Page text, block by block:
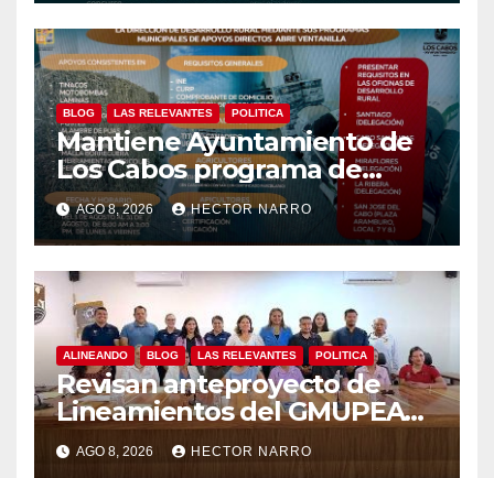
BLOG LAS RELEVANTES POLITICA
Mantiene Ayuntamiento de
Los Cabos programa de
apoyos para agricultores,
ganaderos y apicultores
AGO 8, 2026 HECTOR NARRO
ALINEANDO BLOG LAS RELEVANTES POLITICA
Revisan anteproyecto de
Lineamientos del GMUPEA
en Los Cabos
AGO 8, 2026 HECTOR NARRO